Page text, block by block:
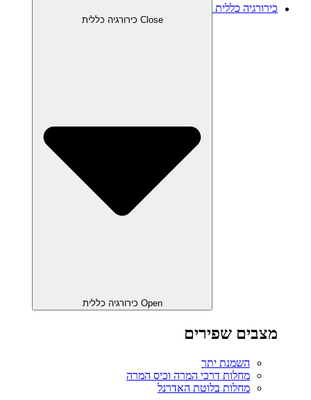
כירורגיה כללית
Close כירורגיה כללית
Open כירורגיה כללית
מצבים שפירים
השמנת יתר
מחלות דרכי המרה וכיס המרה
מחלות בלוטת האדרנל